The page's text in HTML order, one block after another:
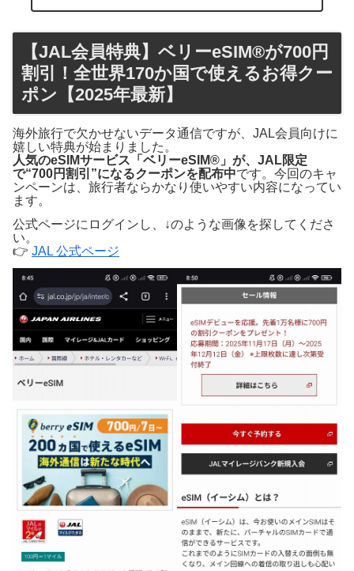
【JAL会員特典】ベリーeSIM®が700円
割引！全世界170か国で使えるお得クー
ポン【2025年最新】
海外旅行で欠かせないデータ通信ですが、JAL会員向けに
嬉しい特典が始まりました。
人気のeSIMサービス「ベリーeSIM®」が、JAL限定
で“700円割引”になるクーポンを配布中です。今回のキャ
ンペーンは、旅行者ならかなり使いやすい内容になってい
ます。
公式ページにログインし、↓のような画像を探してくださ
い。
👉 JAL 公式ページ